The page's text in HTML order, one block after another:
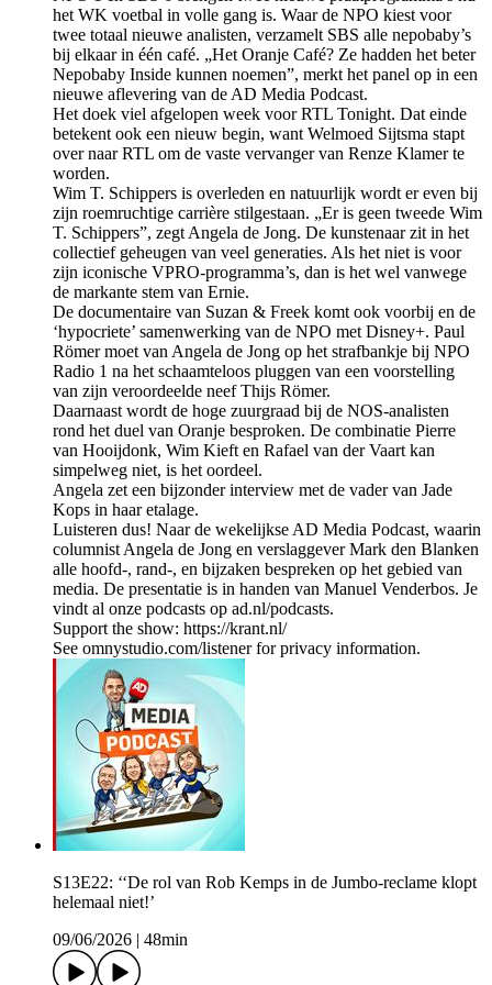
het WK voetbal in volle gang is. Waar de NPO kiest voor
twee totaal nieuwe analisten, verzamelt SBS alle nepobaby’s
bij elkaar in één café. „Het Oranje Café? Ze hadden het beter
Nepobaby Inside kunnen noemen”, merkt het panel op in een
nieuwe aflevering van de AD Media Podcast.
Het doek viel afgelopen week voor RTL Tonight. Dat einde
betekent ook een nieuw begin, want Welmoed Sijtsma stapt
over naar RTL om de vaste vervanger van Renze Klamer te
worden.
Wim T. Schippers is overleden en natuurlijk wordt er even bij
zijn roemruchtige carrière stilgestaan. „Er is geen tweede Wim
T. Schippers”, zegt Angela de Jong. De kunstenaar zit in het
collectief geheugen van veel generaties. Als het niet is voor
zijn iconische VPRO-programma’s, dan is het wel vanwege
de markante stem van Ernie.
De documentaire van Suzan & Freek komt ook voorbij en de
‘hypocriete’ samenwerking van de NPO met Disney+. Paul
Römer moet van Angela de Jong op het strafbankje bij NPO
Radio 1 na het schaamteloos pluggen van een voorstelling
van zijn veroordeelde neef Thijs Römer.
Daarnaast wordt de hoge zuurgraad bij de NOS-analisten
rond het duel van Oranje besproken. De combinatie Pierre
van Hooijdonk, Wim Kieft en Rafael van der Vaart kan
simpelweg niet, is het oordeel.
Angela zet een bijzonder interview met de vader van Jade
Kops in haar etalage.
Luisteren dus! Naar de wekelijkse AD Media Podcast, waarin
columnist Angela de Jong en verslaggever Mark den Blanken
alle hoofd-, rand-, en bijzaken bespreken op het gebied van
media. De presentatie is in handen van Manuel Venderbos. Je
vindt al onze podcasts op ad.nl/podcasts.
Support the show: https://krant.nl/
See omnystudio.com/listener for privacy information.
S13E22: ‘‘De rol van Rob Kemps in de Jumbo-reclame klopt
helemaal niet!’
09/06/2026
48min